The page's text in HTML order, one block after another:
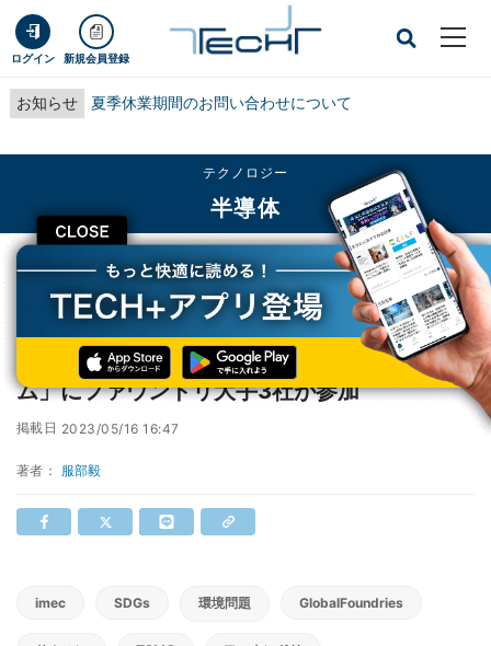
ログイン 新規会員登録
お知らせ 夏季休業期間のお問い合わせについて
CLOSE
テクノロジー
半導体
TECH+ テクノロジー
半導体
imecの「持続可能な半導体技術研究プログラム」にファウンドリ大手3社が参加
imecの「持続可能な半導体技術研究プログラ
ム」にファウンドリ大手3社が参加
掲載日 2023/05/16 16:47
著者： 服部毅
imec SDGs 環境問題 GlobalFoundries